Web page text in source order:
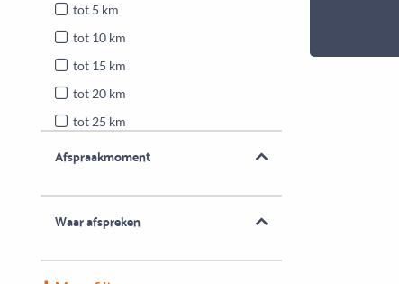
tot 5 km
tot 10 km
tot 15 km
tot 20 km
tot 25 km
Heel Nederland
Afspraakmoment
Waar afspreken